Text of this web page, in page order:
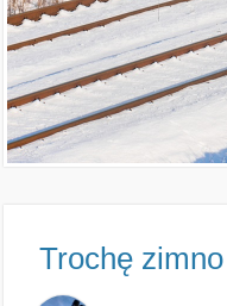
Trochę zimno